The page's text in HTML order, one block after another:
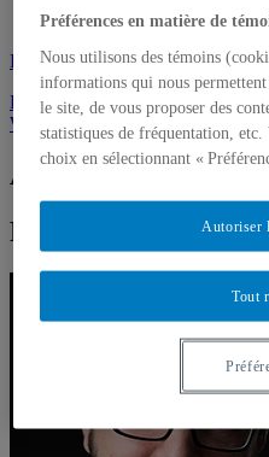
Étudiants
Demande d’admission
Postes offerts
WIKI
André-Sébastien
Professeur
Préférences en matière de
Nous utilisons des témoins
informations qui nous
le site, de vous proposer des
statistiques de fréquentation,
choix en sélectionnant «
Tout
Autoriser